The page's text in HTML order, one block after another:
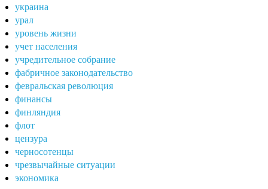
украина
урал
уровень жизни
учет населения
учредительное собрание
фабричное законодательство
февральская революция
финансы
финляндия
флот
цензура
черносотенцы
чрезвычайные ситуации
экономика